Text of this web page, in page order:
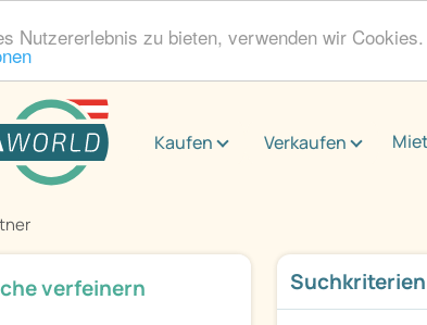
Nutzererlebnis zu bieten, verwenden wir
Kaufen Verkaufen
Suchkriterien
verfeinern